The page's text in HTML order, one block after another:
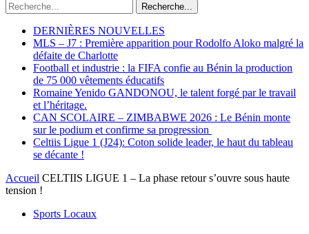
Recherche...
DERNIÈRES NOUVELLES
MLS – J7 : Première apparition pour Rodolfo Aloko malgré la
défaite de Charlotte
Football et industrie : la FIFA confie au Bénin la production
de 75 000 vêtements éducatifs
Romaine Yenido GANDONOU, le talent forgé par le travail
et l’héritage.
CAN SCOLAIRE – ZIMBABWE 2026 : Le Bénin monte
sur le podium et confirme sa progression
Celtiis Ligue 1 (J24): Coton solide leader, le haut du tableau
se décante !
Accueil CELTIIS LIGUE 1 – La phase retour s’ouvre sous haute
tension !
Sports Locaux